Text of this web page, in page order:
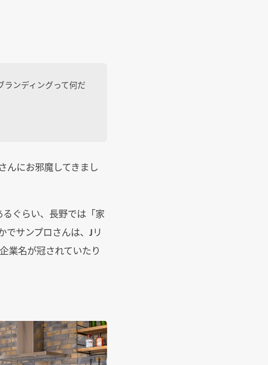
ンディングって何だ
んにお邪魔してきまし
ぐらい、長野では「家
でサンプロさんは、Jリ
業名が冠されていたり